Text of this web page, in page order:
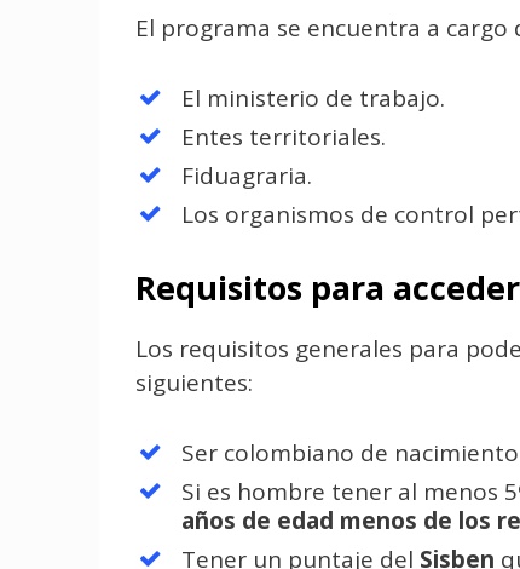
El programa se encuentra a
El ministerio de trabajo.
Entes territoriales.
Fiduagraria.
Los organismos de control
Requisitos para
Los requisitos generales para
siguientes:
Ser colombiano de
Si es hombre tener al menos
años de edad menos de los
Tener un puntaje del Sisben